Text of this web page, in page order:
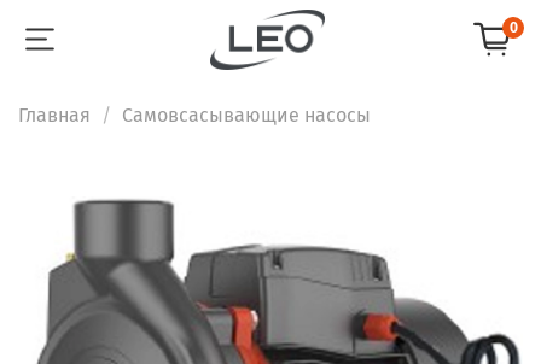
0
Главная Самовсасывающие насосы